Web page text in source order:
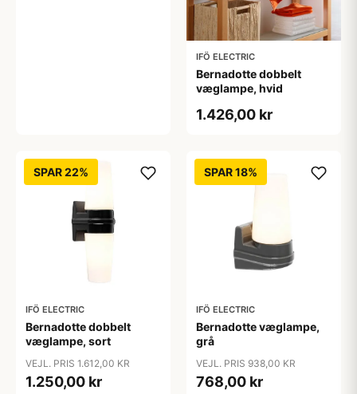
IFÖ ELECTRIC
Bernadotte dobbelt
væglampe, hvid
1.426,00 kr
SPAR 22%
IFÖ ELECTRIC
Bernadotte dobbelt
væglampe, sort
VEJL. PRIS 1.612,00 KR
1.250,00 kr
SPAR 18%
IFÖ ELECTRIC
Bernadotte væglampe,
grå
VEJL. PRIS 938,00 KR
768,00 kr